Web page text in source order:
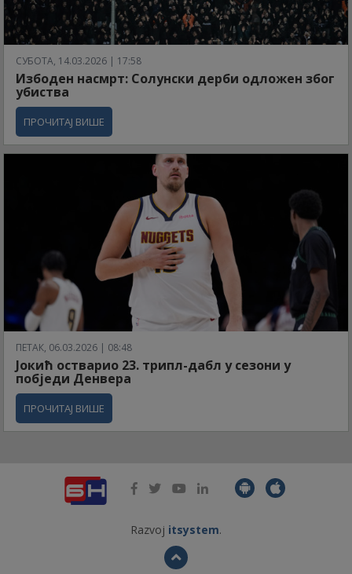
СУБОТА, 14.03.2026 | 17:58
Избоден насмрт: Солунски дерби одложен због
убиства
ПРОЧИТАЈ ВИШЕ
ПЕТАК, 06.03.2026 | 08:48
Јокић остварио 23. трипл-дабл у сезони у
побједи Денвера
ПРОЧИТАЈ ВИШЕ
Razvoj itsystem.